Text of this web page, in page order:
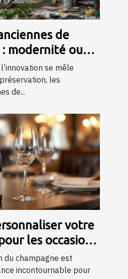
de
modernité ou
se mêle
les
de...
votre
les occasions
du champagne est
incontournable pour